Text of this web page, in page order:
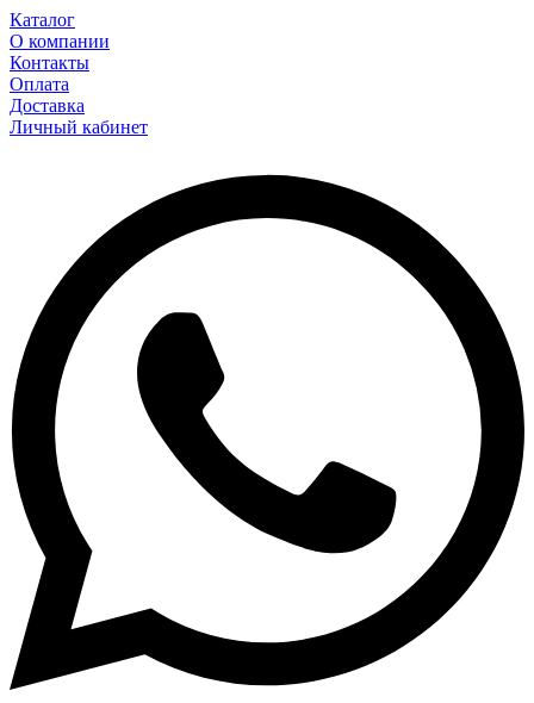
Каталог
О компании
Контакты
Оплата
Доставка
Личный кабинет